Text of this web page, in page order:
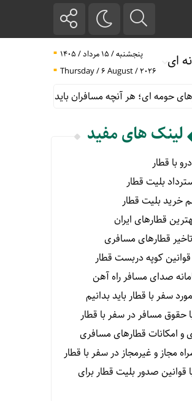
ای
پنجشنبه / ۱۵ مرداد / ۱۴۰۵
Thursday / 6 August / 2026
هر آنچه مسافران باید بدانند
لینک های مفید
با قطار
بلیت قطار
خرید بلیت قطار
قطارهای ایران
قطارهای مسافری
کوپه دربست قطار
سفر با قطار باید بدانیم
حقوق مسافر در سفر با قطار
و امکانات قطارهای مسافری
مجاز و غیرمجاز در سفر با قطار
قوانین صدور بلیت قطار برای